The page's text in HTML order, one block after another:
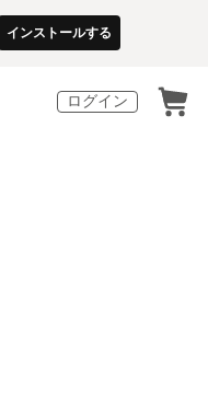
インストールする
ログイン